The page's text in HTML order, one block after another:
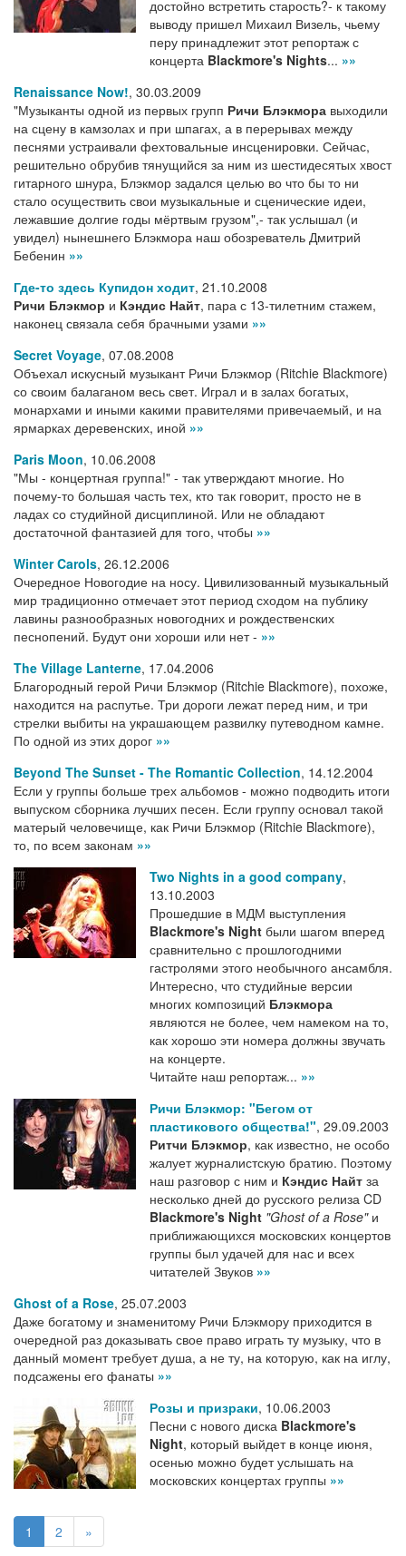
достойно встретить старость?- к такому
выводу пришел Михаил Визель, чьему
перу принадлежит этот репортаж с
концерта Blackmore's Nights... »»
Renaissance Now!, 30.03.2009
"Музыканты одной из первых групп Ричи Блэкмора выходили
на сцену в камзолах и при шпагах, а в перерывах между
песнями устраивали фехтовальные инсценировки. Сейчас,
решительно обрубив тянущийся за ним из шестидесятых хвост
гитарного шнура, Блэкмор задался целью во что бы то ни
стало осуществить свои музыкальные и сценические идеи,
лежавшие долгие годы мёртвым грузом",- так услышал (и
увидел) нынешнего Блэкмора наш обозреватель Дмитрий
Бебенин »»
Где-то здесь Купидон ходит, 21.10.2008
Ричи Блэкмор и Кэндис Найт, пара с 13-тилетним стажем,
наконец связала себя брачными узами »»
Secret Voyage, 07.08.2008
Объехал искусный музыкант Ричи Блэкмор (Ritchie Blackmore)
со своим балаганом весь свет. Играл и в залах богатых,
монархами и иными какими правителями привечаемый, и на
ярмарках деревенских, иной »»
Paris Moon, 10.06.2008
"Мы - концертная группа!" - так утверждают многие. Но
почему-то большая часть тех, кто так говорит, просто не в
ладах со студийной дисциплиной. Или не обладают
достаточной фантазией для того, чтобы »»
Winter Carols, 26.12.2006
Очередное Новогодие на носу. Цивилизованный музыкальный
мир традиционно отмечает этот период сходом на публику
лавины разнообразных новогодних и рождественских
песнопений. Будут они хороши или нет - »»
The Village Lanterne, 17.04.2006
Благородный герой Ричи Блэкмор (Ritchie Blackmore), похоже,
находится на распутье. Три дороги лежат перед ним, и три
стрелки выбиты на украшающем развилку путеводном камне.
По одной из этих дорог »»
Beyond The Sunset - The Romantic Collection, 14.12.2004
Если у группы больше трех альбомов - можно подводить итоги
выпуском сборника лучших песен. Если группу основал такой
матерый человечище, как Ричи Блэкмор (Ritchie Blackmore),
то, по всем законам »»
Two Nights in a good company,
13.10.2003
Прошедшие в МДМ выступления
Blackmore's Night были шагом вперед
сравнительно с прошлогодними
гастролями этого необычного ансамбля.
Интересно, что студийные версии
многих композиций Блэкмора
являются не более, чем намеком на то,
как хорошо эти номера должны звучать
на концерте.
Читайте наш репортаж... »»
Ричи Блэкмор: "Бегом от
пластикового общества!", 29.09.2003
Ритчи Блэкмор, как известно, не особо
жалует журналистскую братию. Поэтому
наш разговор с ним и Кэндис Найт за
несколько дней до русского релиза CD
Blackmore's Night "Ghost of a Rose"и
приближающихся московских концертов
группы был удачей для нас и всех
читателей Звуков »»
Ghost of a Rose, 25.07.2003
Даже богатому и знаменитому Ричи Блэкмору приходится в
очередной раз доказывать свое право играть ту музыку, что в
данный момент требует душа, а не ту, на которую, как на иглу,
подсажены его фанаты »»
Розы и призраки, 10.06.2003
Песни с нового диска Blackmore's
Night, который выйдет в конце июня,
осенью можно будет услышать на
московских концертах группы »»
1 2 »